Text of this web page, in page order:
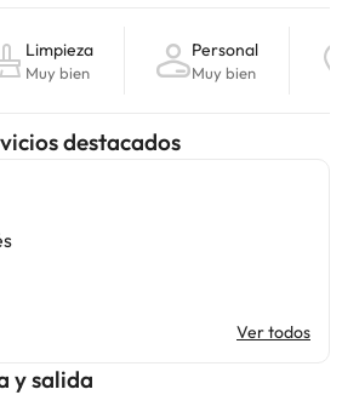
Limpieza
Muy bien
Personal
Muy bien
destacados
Ver todos
y salida